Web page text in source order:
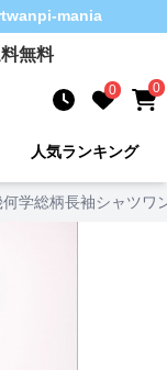
mania
無料
0 0
人気ランキング
何学総柄長袖シャツワ